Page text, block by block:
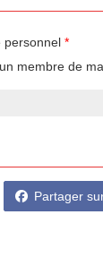
personnel*
membre de
Partager